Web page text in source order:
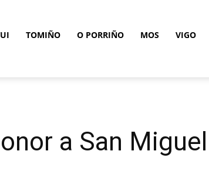
TOMIÑO O PORRIÑO MOS VIGO
a San Miguel